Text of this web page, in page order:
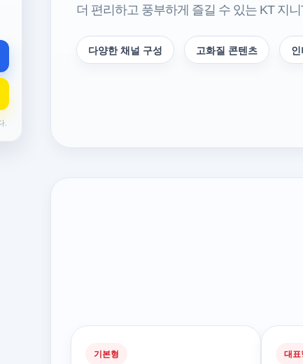
.
더 편리하고 풍부하게 즐길 수 있는 KT 지
다양한 채널 구성 고화질 콘텐츠
기본형 대표